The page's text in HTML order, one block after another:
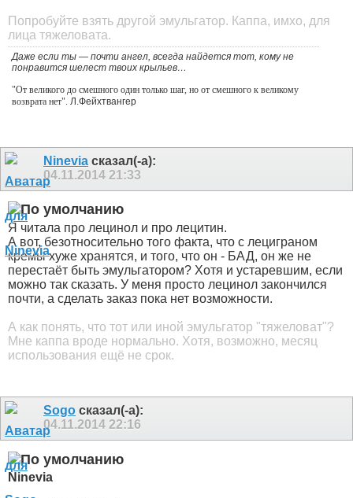
Попробуйте взять другой эмульгатор. Каппа, имхо, для
лица тяжеловата.
Даже если ты — почти ангел, всегда найдется тот, кому не
понравится шелест твоих крыльев…
"От великого до смешного один только шаг, но от смешного к великому
возврата нет". Л.Фейхтвангер
Ninevia сказал(-а):
04.11.2014 21:33
Я читала про лецинол и про лецитин.
А вот, безотносительно того факта, что с лециграном
кремы хуже хранятся, и того, что он - БАД, он же не
перестаёт быть эмульгатором? Хотя и устаревшим, если
можно так сказать. У меня просто лецинол закончился
почти, а сделать заказ пока нет возможности.
А как понять, что тот или иной эмульгатор "тяжеловат"?
Мне каппа вроде нормально. Хотя, возможно, месяц
использования ещё не срок.
Sogo сказал(-а):
04.11.2014 22:16
Ninevia